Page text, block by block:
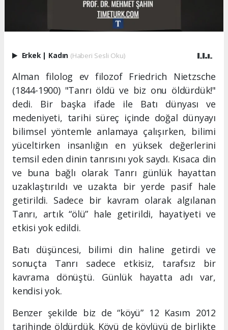
Erkek | Kadın (Haberi Sesli Oku)
Alman filolog ev filozof Friedrich Nietzsche
(1844-1900) "Tanrı öldü ve biz onu öldürdük!"
dedi. Bir başka ifade ile Batı dünyası ve
medeniyeti, tarihi süreç içinde doğal dünyayı
bilimsel yöntemle anlamaya çalışırken, bilimi
yüceltirken insanlığın en yüksek değerlerini
temsil eden dinin tanrısını yok saydı. Kısaca din
ve buna bağlı olarak Tanrı günlük hayattan
uzaklaştırıldı ve uzakta bir yerde pasif hale
getirildi. Sadece bir kavram olarak algılanan
Tanrı, artık “ölü” hale getirildi, hayatiyeti ve
etkisi yok edildi.
Batı düşüncesi, bilimi din haline getirdi ve
sonuçta Tanrı sadece etkisiz, tarafsız bir
kavrama dönüştü. Günlük hayatta adı var,
kendisi yok.
Benzer şekilde biz de “köyü” 12 Kasım 2012
tarihinde öldürdük. Köyü de köylüyü de birlikte